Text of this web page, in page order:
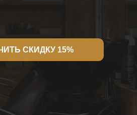
СКИДКУ 15%